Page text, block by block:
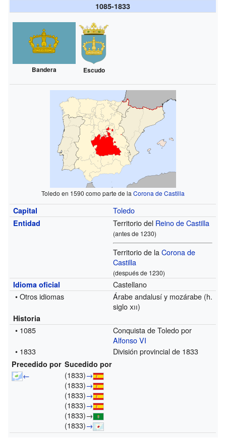
1085-1833
Bandera Escudo
Toledo en 1590 como parte de la Corona de Castilla
Capital Toledo
Entidad Territorio del Reino de Castilla
(antes de 1230)
Territorio de laCorona de
Castilla
(después de 1230)
Idioma oficial
Castellano
• Otros idiomas
Árabe andalusí y mozárabe (h.
sigloxii)
Historia
• 1085
Conquista de Toledo por
Alfonso VI
• 1833
División provincial de 1833
Precedido por Sucedido por
← (1833)→
(1833)→
(1833)→
(1833)→
(1833)→
(1833)→